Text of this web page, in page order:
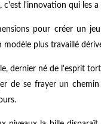
l'innovation qui les
pour créer un
plus travaillé
dernier né de l'esprit
de se frayer un